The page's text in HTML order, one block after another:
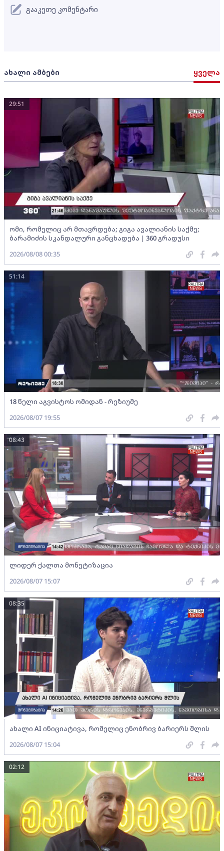
ახალი ამბები ყველა
ომი, რომელიც არ მთავრდება; გიგა ავალიანის საქმე;
ბარამიძის სკანდალური განცხადება | 360 გრადუსი
29:51
2026/08/08 00:35
18 წელი აგვისტოს ომიდან - რეზიუმე
51:14
2026/08/07 19:55
ლიდერ ქალთა მონეტიზაცია
08:43
2026/08/07 15:07
ახალი AI ინიციატივა, რომელიც ენობრივ ბარიერს შლის
08:35
2026/08/07 15:04
02:12
გააკეთე კომენტარი